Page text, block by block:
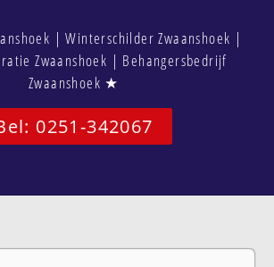
| Winterschilder Zwaanshoek |
Zwaanshoek | Behangersbedrijf
Zwaanshoek ★
0251-342067